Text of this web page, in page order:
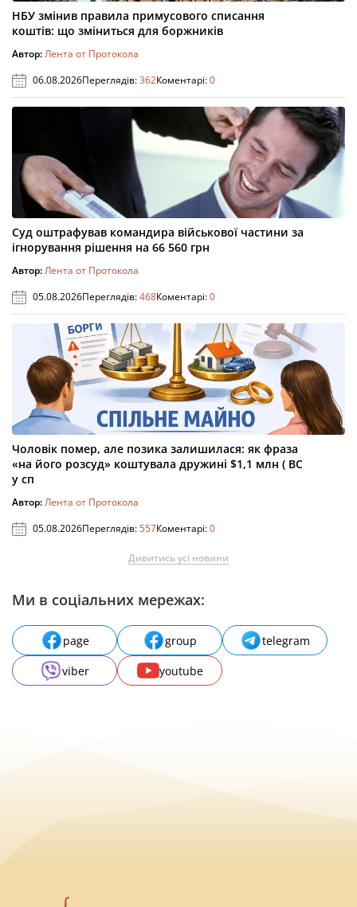
НБУ змінив правила примусового списання
коштів: що зміниться для боржників
Автор:Лента от Протокола
06.08.2026Переглядів:362Коментарі:0
Суд оштрафував командира військової частини за
ігнорування рішення на 66 560 грн
Автор:Лента от Протокола
05.08.2026Переглядів:468Коментарі:0
Чоловік помер, але позика залишилася: як фраза
«на його розсуд» коштувала дружині $1,1 млн ( ВС
у сп
Автор:Лента от Протокола
05.08.2026Переглядів:557Коментарі:0
Дивитись усі новини
Ми в соціальних мережах:
page group
telegram
viber
youtube